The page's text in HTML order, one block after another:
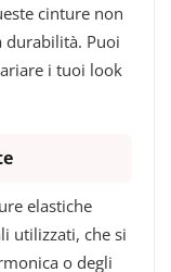
cinture non
durabilità. Puoi
i tuoi look
elastiche
utilizzati, che si
o degli